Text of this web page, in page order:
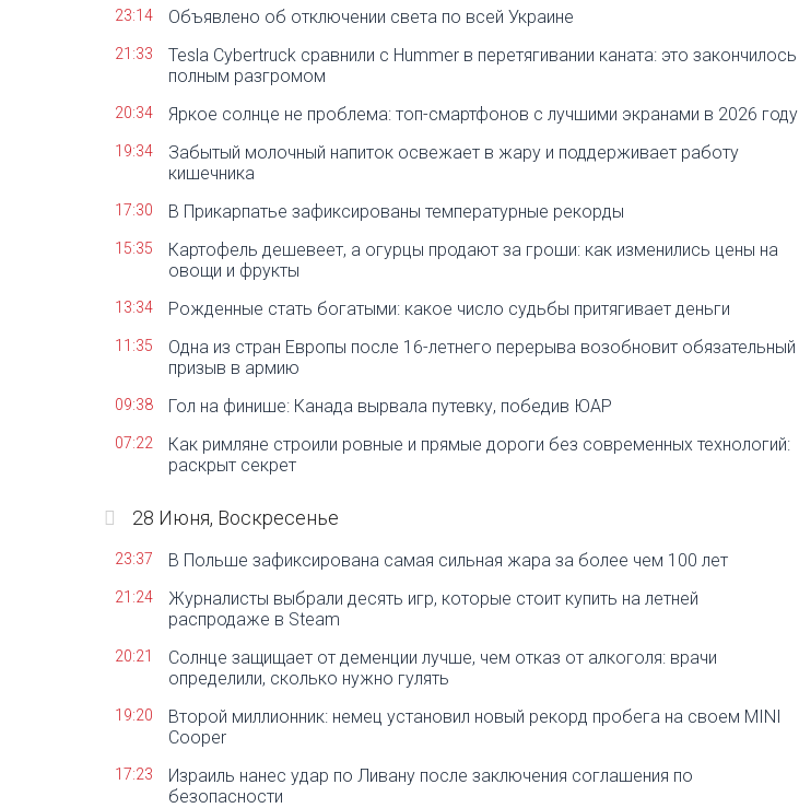
23:14 Объявлено об отключении света по всей Украине
21:33
Tesla Cybertruck сравнили с Hummer в перетягивании каната: это закончилось
полным разгромом
20:34 Яркое солнце не проблема: топ-смартфонов с лучшими экранами в 2026 году
19:34
Забытый молочный напиток освежает в жару и поддерживает работу
кишечника
17:30 В Прикарпатье зафиксированы температурные рекорды
15:35
Картофель дешевеет, а огурцы продают за гроши: как изменились цены на
овощи и фрукты
13:34 Рожденные стать богатыми: какое число судьбы притягивает деньги
11:35
Одна из стран Европы после 16-летнего перерыва возобновит обязательный
призыв в армию
09:38 Гол на финише: Канада вырвала путевку, победив ЮАР
07:22
Как римляне строили ровные и прямые дороги без современных технологий:
раскрыт секрет
28 Июня, Воскресенье
23:37 В Польше зафиксирована самая сильная жара за более чем 100 лет
21:24
Журналисты выбрали десять игр, которые стоит купить на летней
распродаже в Steam
20:21
Солнце защищает от деменции лучше, чем отказ от алкоголя: врачи
определили, сколько нужно гулять
19:20
Второй миллионник: немец установил новый рекорд пробега на своем MINI
Cooper
17:23
Израиль нанес удар по Ливану после заключения соглашения по
безопасности